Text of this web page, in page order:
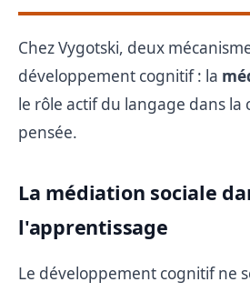
Chez Vygotski, deux
développement cognitif : la
le rôle actif du langage dans la
pensée.
La médiation sociale
l'apprentissage
Le développement cognitif ne